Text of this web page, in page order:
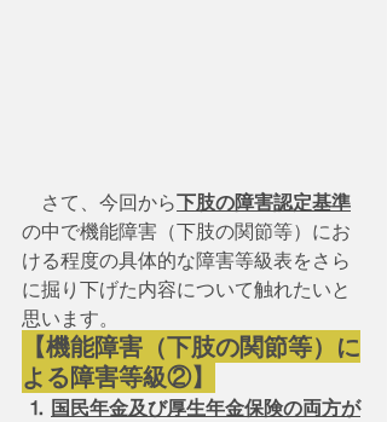
さて、今回から下肢の障害認定基準
の中で機能障害（下肢の関節等）にお
ける程度の具体的な障害等級表をさら
に掘り下げた内容について触れたいと
思います。
【機能障害（下肢の関節等）に
よる障害等級②】
⒈ 国民年金及び厚生年金保険の両方が